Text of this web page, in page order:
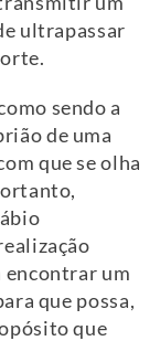
ultrapassar
sendo a
de uma
que se olha
encontrar um
que possa,
que